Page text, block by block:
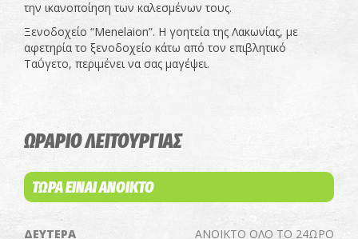
την ικανοποίηση των καλεσμένων τους.
Ξενοδοχείο “Menelaion”. Η γοητεία της Λακωνίας, με
αφετηρία το ξενοδοχείο κάτω από τον επιβλητικό
Ταΰγετο, περιμένει να σας μαγέψει.
ΩΡΑΡΙΟ ΛΕΙΤΟΥΡΓΙΑΣ
ΤΩΡΑ ΕΙΝΑΙ ΑΝΟΙΚΤΟ
ΔΕΥΤΕΡΑ ΑΝΟΙΚΤΟ ΟΛΟ ΤΟ 24ΩΡΟ